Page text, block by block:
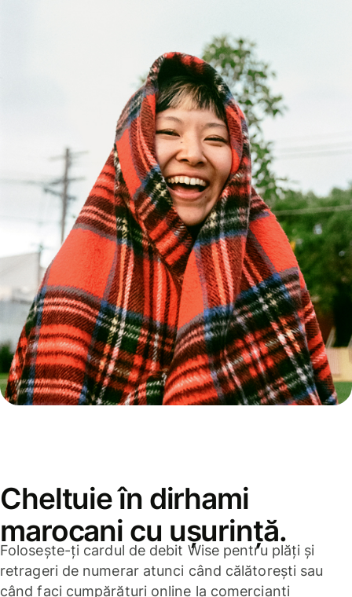
Cheltuie în dirhami
marocani cu ușurință.
Folosește-ți cardul de debit Wise pentru plăți și
retrageri de numerar atunci când călătorești sau
când faci cumpărături online la comercianți